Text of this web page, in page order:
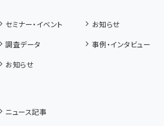
セミナー・イベント
お知らせ
調査データ
事例・インタビュー
お知らせ
ニュース記事